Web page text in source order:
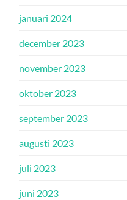
januari 2024
december 2023
november 2023
oktober 2023
september 2023
augusti 2023
juli 2023
juni 2023